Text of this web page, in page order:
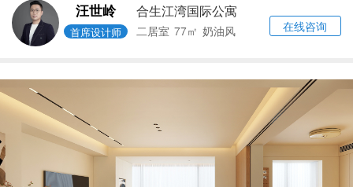
汪世岭
首席设计师
合生江湾国际公寓
二居室 77㎡ 奶油风 在线咨询